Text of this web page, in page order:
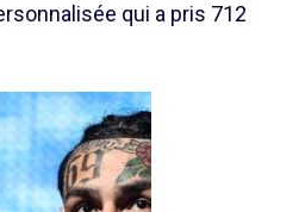
qui a pris 712